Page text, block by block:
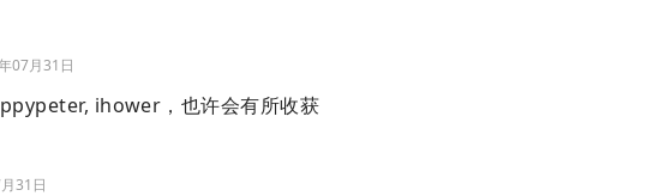
07月31日
ihower，也许会有所收获
31日